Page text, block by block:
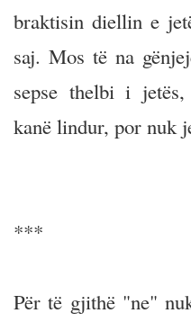
braktisin diellin e
saj. Mos të na
sepse thelbi i
kanë lindur, por nuk
***
Për të gjithë "ne"